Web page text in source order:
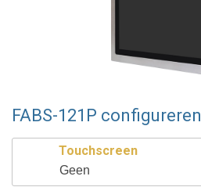
FABS-121P configureren
Touchscreen
Geen